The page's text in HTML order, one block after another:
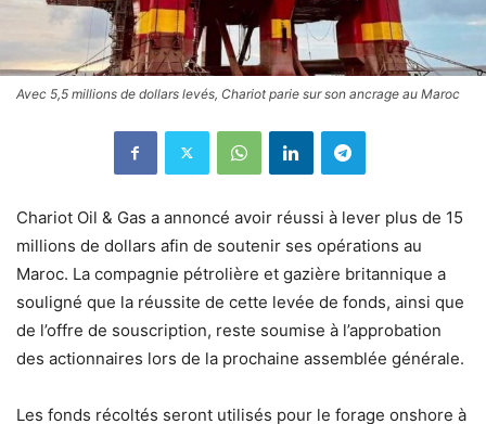
Avec 5,5 millions de dollars levés, Chariot parie sur son ancrage au Maroc
Chariot Oil & Gas a annoncé avoir réussi à lever plus de 15
millions de dollars afin de soutenir ses opérations au
Maroc. La compagnie pétrolière et gazière britannique a
souligné que la réussite de cette levée de fonds, ainsi que
de l’offre de souscription, reste soumise à l’approbation
des actionnaires lors de la prochaine assemblée générale.
Les fonds récoltés seront utilisés pour le forage onshore à